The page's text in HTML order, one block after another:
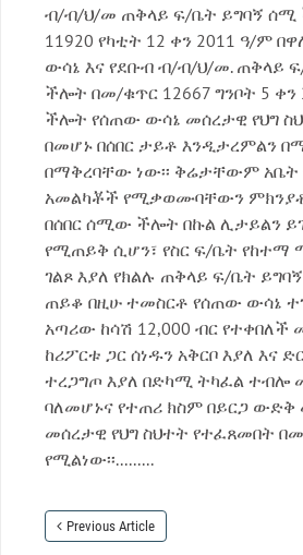
ብ/ብ/ህ/መ ጠቅላይ ፍ/ቤት ይግባኝ
11920 የካቲት 12 ቀን 2011 ዓ/ም
ውሳኔ እና የደቡብ ብ/ብ/ህ/መ. ጠቅላይ
ችሎት በመ/ቁጥር 12667 ግንቦት 5
ችሎት የሰጠው ውሳኔ መሰረታዊ የህግ
በመሆኑ በሰበር ታይቶ እንዲታረምልን
በማቅረባቸው ነው፡፡ ቅሬታቸውም አቤት
አመልካቾች የሚቃወሙባቸውን
በሰበር ሰሚው ችሎት በኩል ሊታይልን
የሚጠይቅ ሲሆን፣ የስር ፍ/ቤት የከተማ
ገልጾ እያለ የክልሉ ጠቅላይ ፍ/ቤት
ጠይቆ በዚሁ ተመስርቶ የሰጠው ውሳኔ
አጣሪው ከሳሽ 12,000 ብር
ከሪፖርቱ ጋር ሰነዱን አቅርቦ እያለ እና
ተረጋግጦ እያለ በድካሚ ትካፈል ተብሎ
ባለመሆኑና የተጠሪ ክስም በይርጋ ውድቅ
መሰረታዊ የህግ ስህተት የተፈጸመበት
የሚልነው፡፡.........
Previous Article